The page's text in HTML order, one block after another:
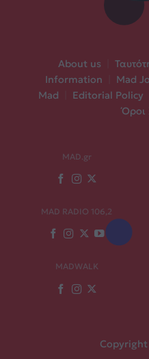
About us
Information
Mad
Mad
Editorial Policy
Όροι
MAD.gr
MAD RADIO 106,2
MADWALK